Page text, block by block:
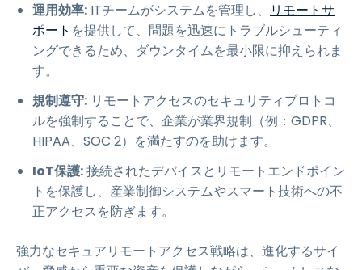
運用効率: ITチームがシステムを管理し、
リモートサ
ポート を提供して、問題を迅速にトラブルシューティ
ングできるため、ダウンタイムを最小限に抑えられま
す。
規制遵守: リモートアクセスのセキュリティプロトコ
ルを強制することで、企業が業界規制（例：GDPR、
HIPAA、SOC 2）を満たすのを助けます。
IoT保護:接続されたデバイスとリモートエンドポイン
トを保護し、産業制御システムやスマート技術への不
正アクセスを防ぎます。
強力なセキュアリモートアクセス戦略は、進化するサイ